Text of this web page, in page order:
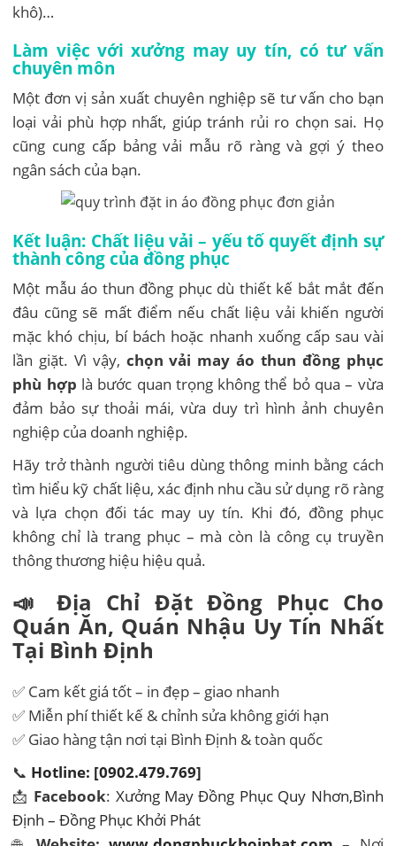
khô)…
Làm việc với xưởng may uy tín, có tư vấn
chuyên môn
Một đơn vị sản xuất chuyên nghiệp sẽ tư vấn cho bạn
loại vải phù hợp nhất, giúp tránh rủi ro chọn sai. Họ
cũng cung cấp bảng vải mẫu rõ ràng và gợi ý theo
ngân sách của bạn.
Kết luận: Chất liệu vải – yếu tố quyết định sự
thành công của đồng phục
Một mẫu áo thun đồng phục dù thiết kế bắt mắt đến
đâu cũng sẽ mất điểm nếu chất liệu vải khiến người
mặc khó chịu, bí bách hoặc nhanh xuống cấp sau vài
lần giặt. Vì vậy, chọn vải may áo thun đồng phục
phù hợp là bước quan trọng không thể bỏ qua – vừa
đảm bảo sự thoải mái, vừa duy trì hình ảnh chuyên
nghiệp của doanh nghiệp.
Hãy trở thành người tiêu dùng thông minh bằng cách
tìm hiểu kỹ chất liệu, xác định nhu cầu sử dụng rõ ràng
và lựa chọn đối tác may uy tín. Khi đó, đồng phục
không chỉ là trang phục – mà còn là công cụ truyền
thông thương hiệu hiệu quả.
📣 Địa Chỉ Đặt Đồng Phục Cho
Quán Ăn, Quán NhậuUy Tín Nhất
Tại Bình Định
✅ Cam kết giá tốt – in đẹp – giao nhanh
✅ Miễn phí thiết kế & chỉnh sửa không giới hạn
✅ Giao hàng tận nơi tại Bình Định & toàn quốc
📞 Hotline: [0902.479.769]
📩 Facebook: Xưởng May Đồng Phục Quy Nhơn,Bình
Định – Đồng Phục Khởi Phát